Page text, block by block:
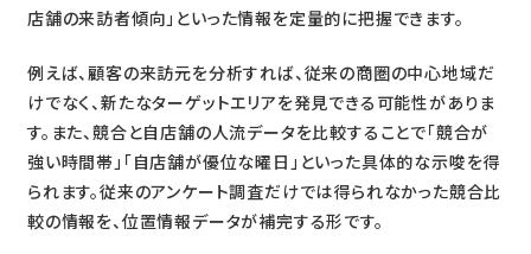
店舗の来訪者傾向」といった情報を定量的に把握できます。
例えば、顧客の来訪元を分析すれば、従来の商圏の中心地域だ
けでなく、新たなターゲットエリアを発見できる可能性がありま
す。また、競合と自店舗の人流データを比較することで「競合が
強い時間帯」「自店舗が優位な曜日」といった具体的な示唆を得
られます。従来のアンケート調査だけでは得られなかった競合比
較の情報を、位置情報データが補完する形です。